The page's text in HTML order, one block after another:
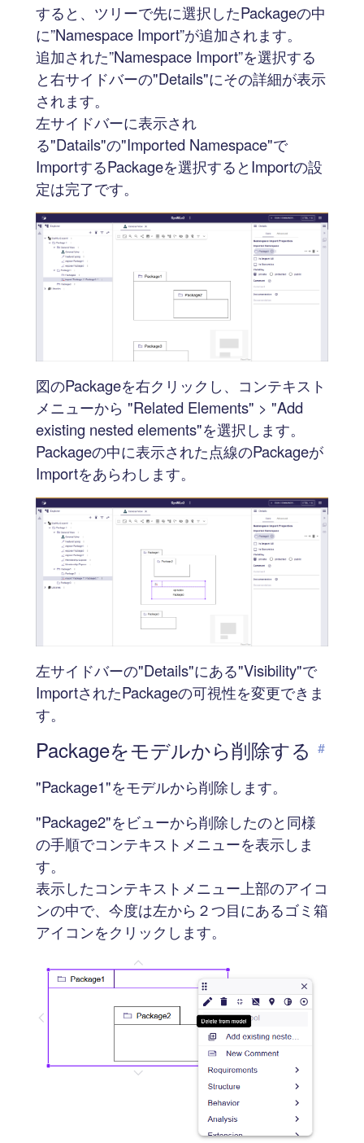
すると、ツリーで先に選択したPackageの中
に”Namespace Import”が追加されます。
追加された”Namespace Import”を選択する
と右サイドバーの"Details"にその詳細が表示
されます。
左サイドバーに表示され
る"Datails"の"Imported Namespace"で
ImportするPackageを選択するとImportの設
定は完了です。
図のPackageを右クリックし、コンテキスト
メニューから "Related Elements" > "Add
existing nested elements"を選択します。
Packageの中に表示された点線のPackageが
Importをあらわします。
左サイドバーの"Details"にある"Visibility"で
ImportされたPackageの可視性を変更できま
す。
Packageをモデルから削除する #
"Package1"をモデルから削除します。
"Package2"をビューから削除したのと同様
の手順でコンテキストメニューを表示しま
す。
表示したコンテキストメニュー上部のアイコ
ンの中で、今度は左から２つ目にあるゴミ箱
アイコンをクリックします。